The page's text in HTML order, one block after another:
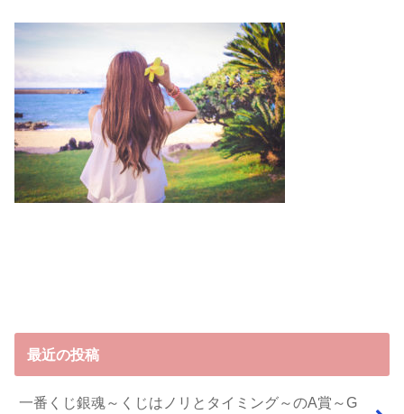
最近の投稿
一番くじ銀魂～くじはノリとタイミング～のA賞～G